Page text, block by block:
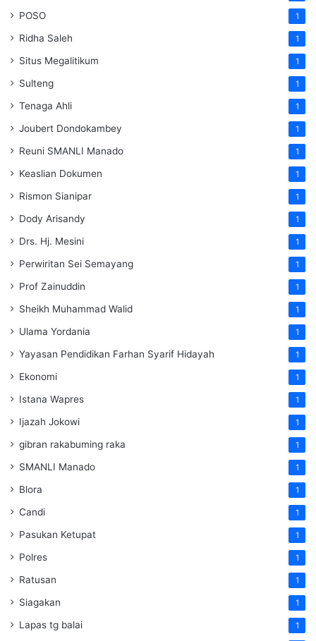
POSO 1
Ridha Saleh 1
Situs Megalitikum 1
Sulteng 1
Tenaga Ahli 1
Joubert Dondokambey 1
Reuni SMANLI Manado 1
Keaslian Dokumen 1
Rismon Sianipar 1
Dody Arisandy 1
Drs. Hj. Mesini 1
Perwiritan Sei Semayang 1
Prof Zainuddin 1
Sheikh Muhammad Walid 1
Ulama Yordania 1
Yayasan Pendidikan Farhan Syarif Hidayah 1
Ekonomi 1
Istana Wapres 1
Ijazah Jokowi 1
gibran rakabuming raka 1
SMANLI Manado 1
Blora 1
Candi 1
Pasukan Ketupat 1
Polres 1
Ratusan 1
Siagakan 1
Lapas tg balai 1